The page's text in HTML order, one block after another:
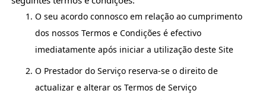
O seu acordo connosco em relação ao cumprimento
dos nossos Termos e Condições é efectivo
imediatamente após iniciar a utilização deste Site
O Prestador do Serviço reserva-se o direito de
actualizar e alterar os Termos de Serviço